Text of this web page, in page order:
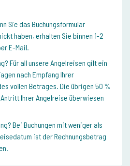
Sie das Buchungsformular
haben, erhalten Sie binnen 1-2
E-Mail.
Für all unsere Angelreisen gilt ein
nach Empfang Ihrer
vollen Betrages. Die übrigen 50 %
Antritt Ihrer Angelreise überwiesen
Bei Buchungen mit weniger als
ist der Rechnungsbetrag